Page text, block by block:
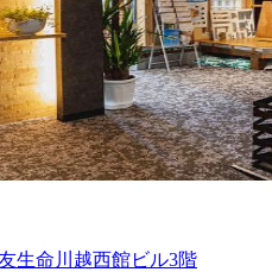
生命川越西館ビル3階